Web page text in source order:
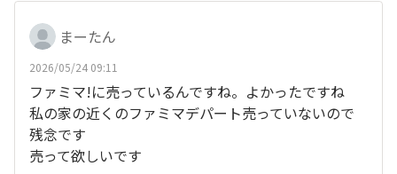
まーたん
2026/05/24 09:11
ファミマ!に売っているんですね。よかったですね
私の家の近くのファミマデパート売っていないので
残念です
売って欲しいです